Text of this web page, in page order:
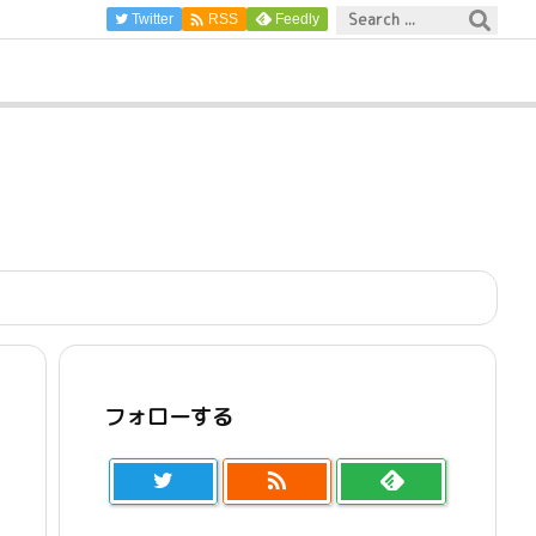
Twitter  RSS Feedly
フォローする
